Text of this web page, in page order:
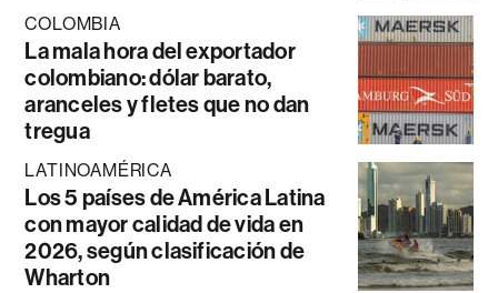
COLOMBIA
La mala hora del exportador
colombiano: dólar barato,
aranceles y fletes que no dan
tregua
LATINOAMÉRICA
Los 5 países de América Latina
con mayor calidad de vida en
2026, según clasificación de
Wharton